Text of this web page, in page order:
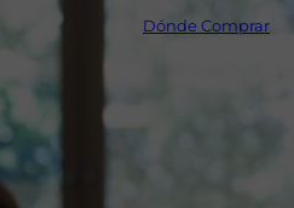
Dónde Comprar